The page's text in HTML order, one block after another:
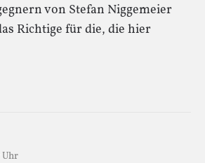
von Stefan Niggemeier
Richtige für die, die hier
Uhr